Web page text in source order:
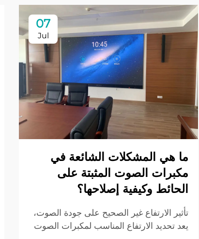
07
Jul
ما هي المشكلات الشائعة في
مكبرات الصوت المثبتة على
الحائط وكيفية إصلاحها؟
تأثير الارتفاع غير الصحيح على جودة الصوت،
يعد تحديد الارتفاع المناسب لمكبرات الصوت